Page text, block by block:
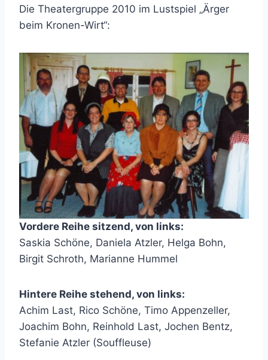
Die Theatergruppe 2010 im Lustspiel „Ärger
beim Kronen-Wirt“:
Vordere Reihe sitzend, von links:
Saskia Schöne, Daniela Atzler, Helga Bohn,
Birgit Schroth, Marianne Hummel
Hintere Reihe stehend, von links:
Achim Last, Rico Schöne, Timo Appenzeller,
Joachim Bohn, Reinhold Last, Jochen Bentz,
Stefanie Atzler (Souffleuse)